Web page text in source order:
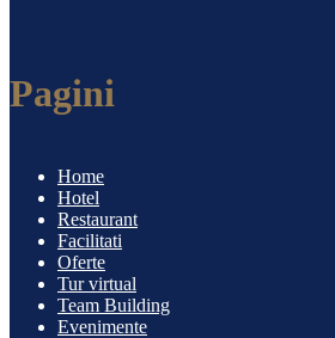
Pagini
Home
Hotel
Restaurant
Facilitati
Oferte
Tur virtual
Team Building
Evenimente